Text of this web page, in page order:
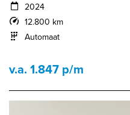
2024
12.800 km
Automaat
v.a. 1.847 p/m